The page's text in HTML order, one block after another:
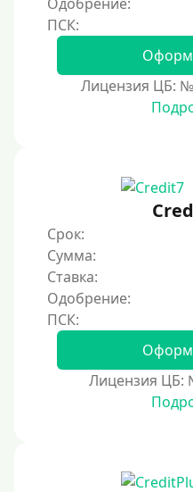
Тинькофф
На карту Кукуруза
С помощью платформы
С помощью системы
Способы получения
Без активации сервиса
Без участия банков
На сберкнижку
Без посещения офиса
Лицензия ЦБ: №
Срок:
Сумма:
Ставка:
Одобрение:
Лицензия ЦБ: